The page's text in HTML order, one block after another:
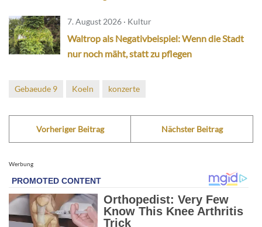
7. August 2026 · Kultur
Waltrop als Negativbeispiel: Wenn die Stadt
nur noch mäht, statt zu pflegen
Gebaeude 9 Koeln konzerte
Vorheriger Beitrag Nächster Beitrag
Werbung